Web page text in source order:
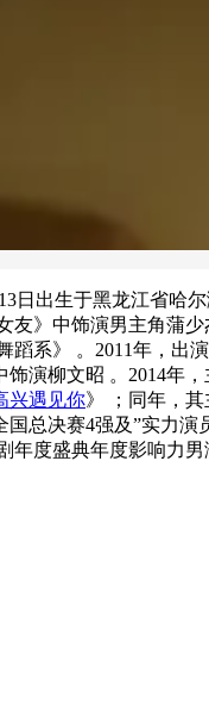
日出生于黑龙江省
友》中饰演男主角蒲
蹈系》 。2011年，
饰演柳文昭 。2014年
兴遇见你》 ；同年，
国总决赛4强及”实力演
年度盛典年度影响力